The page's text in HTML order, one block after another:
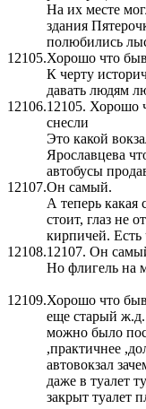
На их месте
здания
полюбились
12105.Хорошо что
К черту
давать людям
12106.12105. Хорошо
снесли
Это какой
Ярославцева
автобусы
12107.Он самый.
А теперь какая
стоит, глаз не
кирпичей. Есть
12108.12107. Он
Но флигель на
12109.Хорошо что
еще старый ж.д.
можно было
,практичнее
автовокзал
даже в туалет
закрыт туалет